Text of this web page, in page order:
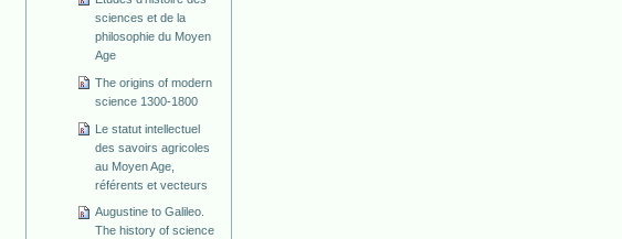
sciences et de la
philosophie du Moyen
Age
The origins of modern
science 1300-1800
Le statut intellectuel
des savoirs agricoles
au Moyen Age,
référents et vecteurs
Augustine to Galileo.
The history of science